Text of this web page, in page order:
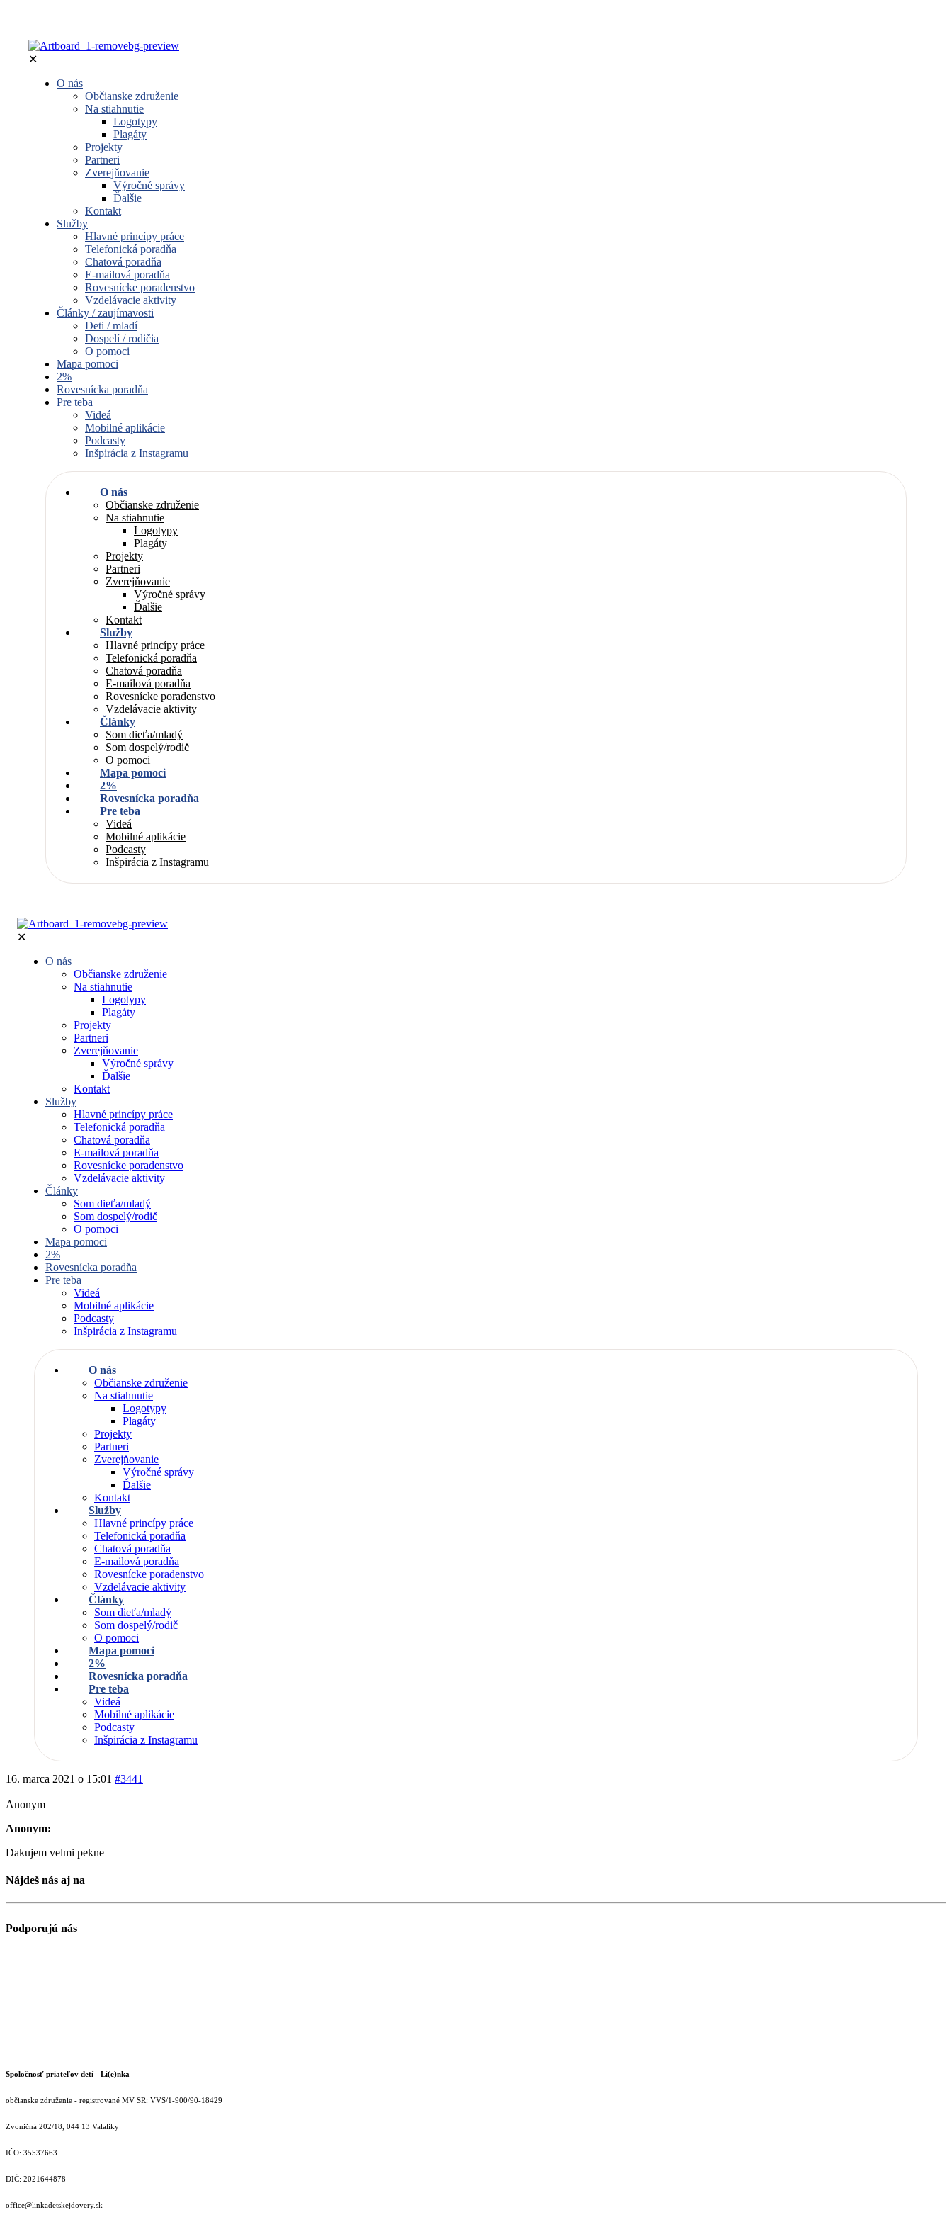
✕
O nás
Občianske združenie
Na stiahnutie
Logotypy
Plagáty
Projekty
Partneri
Zverejňovanie
Výročné správy
Ďalšie
Kontakt
Služby
Hlavné princípy práce
Telefonická poradňa
Chatová poradňa
E-mailová poradňa
Rovesnícke poradenstvo
Vzdelávacie aktivity
Články / zaujímavosti
Deti / mladí
Dospelí / rodičia
O pomoci
Mapa pomoci
2%
Rovesnícka poradňa
Pre teba
Videá
Mobilné aplikácie
Podcasty
Inšpirácia z Instagramu
O nás
Občianske združenie
Na stiahnutie
Logotypy
Plagáty
Projekty
Partneri
Zverejňovanie
Výročné správy
Ďalšie
Kontakt
Služby
Hlavné princípy práce
Telefonická poradňa
Chatová poradňa
E-mailová poradňa
Rovesnícke poradenstvo
Vzdelávacie aktivity
Články
Som dieťa/mladý
Som dospelý/rodič
O pomoci
Mapa pomoci
2%
Rovesnícka poradňa
Pre teba
Videá
Mobilné aplikácie
Podcasty
Inšpirácia z Instagramu
✕
O nás
Občianske združenie
Na stiahnutie
Logotypy
Plagáty
Projekty
Partneri
Zverejňovanie
Výročné správy
Ďalšie
Kontakt
Služby
Hlavné princípy práce
Telefonická poradňa
Chatová poradňa
E-mailová poradňa
Rovesnícke poradenstvo
Vzdelávacie aktivity
Články
Som dieťa/mladý
Som dospelý/rodič
O pomoci
Mapa pomoci
2%
Rovesnícka poradňa
Pre teba
Videá
Mobilné aplikácie
Podcasty
Inšpirácia z Instagramu
O nás
Občianske združenie
Na stiahnutie
Logotypy
Plagáty
Projekty
Partneri
Zverejňovanie
Výročné správy
Ďalšie
Kontakt
Služby
Hlavné princípy práce
Telefonická poradňa
Chatová poradňa
E-mailová poradňa
Rovesnícke poradenstvo
Vzdelávacie aktivity
Články
Som dieťa/mladý
Som dospelý/rodič
O pomoci
Mapa pomoci
2%
Rovesnícka poradňa
Pre teba
Videá
Mobilné aplikácie
Podcasty
Inšpirácia z Instagramu
16. marca 2021 o 15:01 #3441
Anonym
Anonym:
Dakujem velmi pekne
Nájdeš nás aj na
Podporujú nás
Spoločnosť priateľov detí - Li(e)nka
občianske združenie - registrované MV SR: VVS/1-900/90-18429
Zvoničná 202/18, 044 13 Valaliky
IČO: 35537663
DIČ: 2021644878
office@linkadetskejdovery.sk